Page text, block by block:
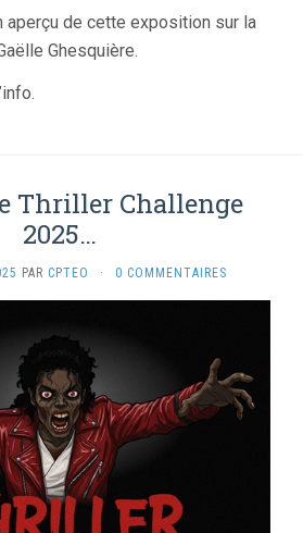
aperçu de cette exposition sur la
Ghesquière.
Thriller Challenge
2025…
PAR CPTEO · 0 COMMENTAIRES